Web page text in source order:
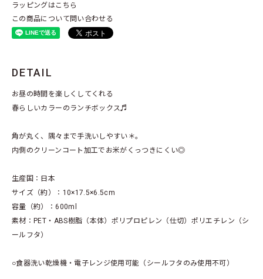
ラッピングはこちら
この商品について問い合わせる
DETAIL
お昼の時間を楽しくしてくれる
春らしいカラーのランチボックス♬
角が丸く、隅々まで手洗いしやすい＊。
内側のクリーンコート加工でお米がくっつきにくい◎
生産国：日本
サイズ（約）：10×17.5×6.5cm
容量（約）：600ml
素材：PET・ABS樹脂（本体）ポリプロピレン（仕切）ポリエチレン（シ
ールフタ）
○食器洗い乾燥機・電子レンジ使用可能（シールフタのみ使用不可）